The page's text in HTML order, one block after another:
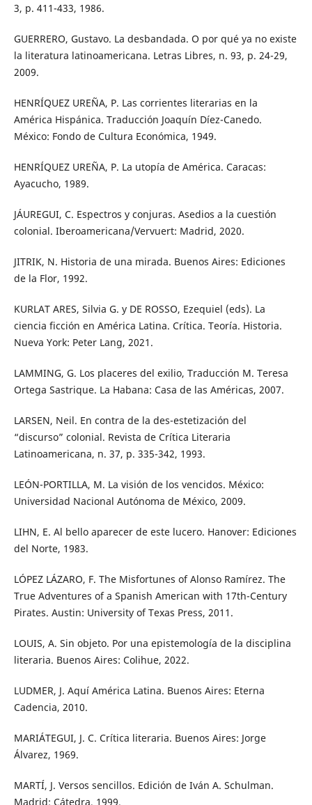
3, p. 411-433, 1986.
GUERRERO, Gustavo. La desbandada. O por qué ya no existe
la literatura latinoamericana. Letras Libres, n. 93, p. 24-29,
2009.
HENRÍQUEZ UREÑA, P. Las corrientes literarias en la
América Hispánica. Traducción Joaquín Díez-Canedo.
México: Fondo de Cultura Económica, 1949.
HENRÍQUEZ UREÑA, P. La utopía de América. Caracas:
Ayacucho, 1989.
JÁUREGUI, C. Espectros y conjuras. Asedios a la cuestión
colonial. Iberoamericana/Vervuert: Madrid, 2020.
JITRIK, N. Historia de una mirada. Buenos Aires: Ediciones
de la Flor, 1992.
KURLAT ARES, Silvia G. y DE ROSSO, Ezequiel (eds). La
ciencia ficción en América Latina. Crítica. Teoría. Historia.
Nueva York: Peter Lang, 2021.
LAMMING, G. Los placeres del exilio, Traducción M. Teresa
Ortega Sastrique. La Habana: Casa de las Américas, 2007.
LARSEN, Neil. En contra de la des-estetización del
“discurso” colonial. Revista de Crítica Literaria
Latinoamericana, n. 37, p. 335-342, 1993.
LEÓN-PORTILLA, M. La visión de los vencidos. México:
Universidad Nacional Autónoma de México, 2009.
LIHN, E. Al bello aparecer de este lucero. Hanover: Ediciones
del Norte, 1983.
LÓPEZ LÁZARO, F. The Misfortunes of Alonso Ramírez. The
True Adventures of a Spanish American with 17th-Century
Pirates. Austin: University of Texas Press, 2011.
LOUIS, A. Sin objeto. Por una epistemología de la disciplina
literaria. Buenos Aires: Colihue, 2022.
LUDMER, J. Aquí América Latina. Buenos Aires: Eterna
Cadencia, 2010.
MARIÁTEGUI, J. C. Crítica literaria. Buenos Aires: Jorge
Álvarez, 1969.
MARTÍ, J. Versos sencillos. Edición de Iván A. Schulman.
Madrid: Cátedra, 1999.